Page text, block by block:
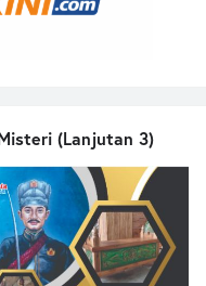
(Lanjutan 3)